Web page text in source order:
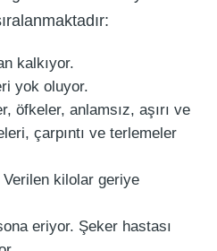
kalkıyor.
yok oluyor.
öfkeler, anlamsız, aşırı ve
çarpıntı ve terlemeler
kilolar geriye
eriyor. Şeker hastası